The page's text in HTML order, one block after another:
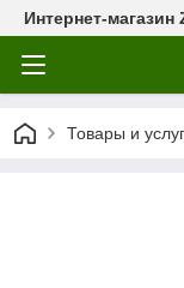
Интернет-магазин
Товары и